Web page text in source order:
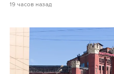
19 часов назад